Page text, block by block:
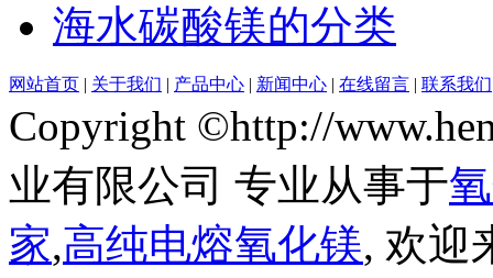
海水碳酸镁的分类
网站首页 | 关于我们 | 产品中心 | 新闻中心 | 在线留言 | 联系我们
Copyright ©http://
业有限公司 专业从事于
家,高纯电熔氧化镁, 欢迎